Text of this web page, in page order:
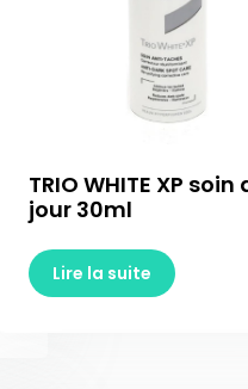
TRIO WHITE XP soin
jour 30ml
Lire la suite